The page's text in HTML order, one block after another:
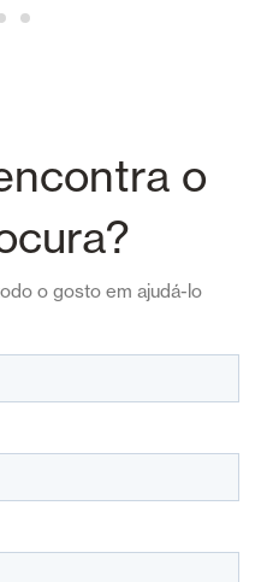
o
o gosto em ajudá-lo